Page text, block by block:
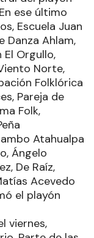
ese último
Escuela Juan
Danza Ahlam,
Orgullo,
Norte,
Folklórica
Pareja de
Folk,
Atahualpa
Ángelo
De Raíz,
Acevedo
el playón
viernes,